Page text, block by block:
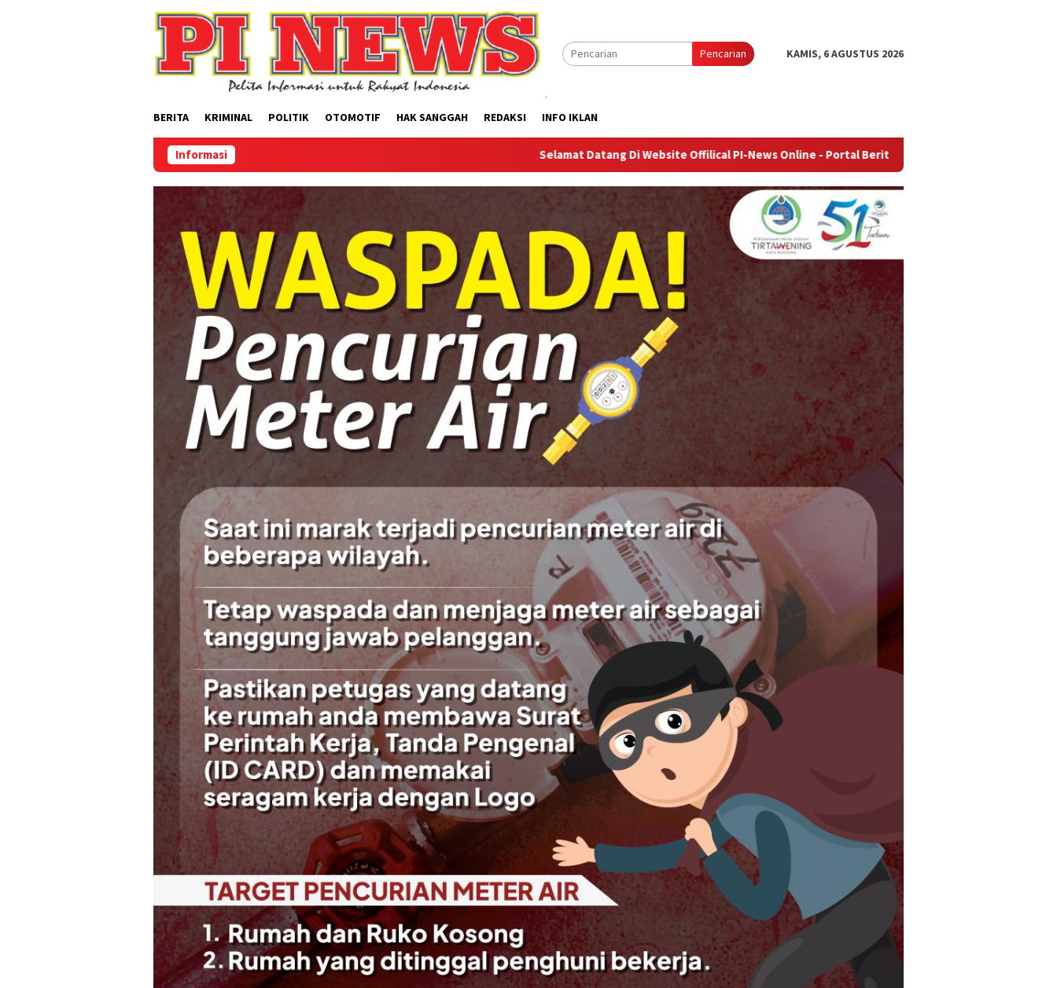
Pencarian
KAMIS, 6 AGUSTUS 2026
BERITA KRIMINAL POLITIK OTOMOTIF HAK SANGGAH REDAKSI INFO IKLAN
Informasi Selamat Datang Di Website Offilical PI-News Online - Portal Berita Terupdate & Terpercaya